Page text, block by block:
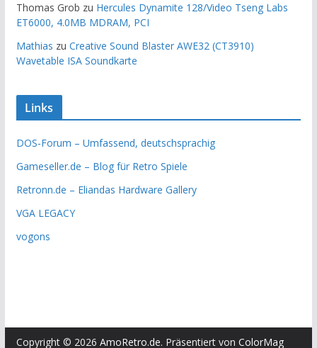
Thomas Grob zu Hercules Dynamite 128/Video Tseng Labs
ET6000, 4.0MB MDRAM, PCI
Mathias zu Creative Sound Blaster AWE32 (CT3910)
Wavetable ISA Soundkarte
Links
DOS-Forum – Umfassend, deutschsprachig
Gameseller.de – Blog für Retro Spiele
Retronn.de – Eliandas Hardware Gallery
VGA LEGACY
vogons
Copyright © 2026 AmoRetro.de. Präsentiert von ColorMag